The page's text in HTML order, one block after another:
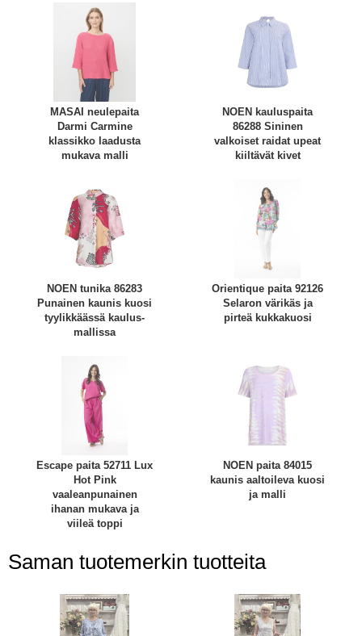
MASAI neulepaita
Darmi Carmine
klassikko laadusta
mukava malli
NOEN kauluspaita
86288 Sininen
valkoiset raidat upeat
kiiltävät kivet
NOEN tunika 86283
Punainen kaunis kuosi
tyylikkäässä kaulus-
mallissa
Orientique paita 92126
Selaron värikäs ja
pirteä kukkakuosi
Escape paita 52711 Lux
Hot Pink
vaaleanpunainen
ihanan mukava ja
viileä toppi
NOEN paita 84015
kaunis aaltoileva kuosi
ja malli
Saman tuotemerkin tuotteita